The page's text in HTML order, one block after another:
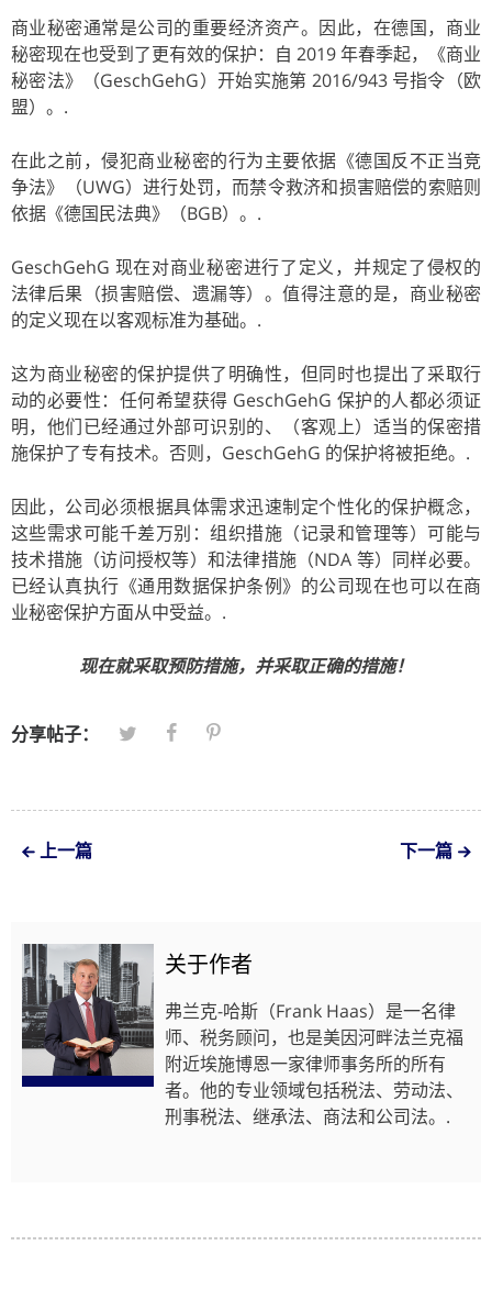
商业秘密通常是公司的重要经济资产。因此，在德国，商业
秘密现在也受到了更有效的保护：自 2019 年春季起，《商业
秘密法》（GeschGehG）开始实施第 2016/943 号指令（欧
盟）。.
在此之前，侵犯商业秘密的行为主要依据《德国反不正当竞
争法》（UWG）进行处罚，而禁令救济和损害赔偿的索赔则
依据《德国民法典》（BGB）。.
GeschGehG 现在对商业秘密进行了定义，并规定了侵权的
法律后果（损害赔偿、遗漏等）。值得注意的是，商业秘密
的定义现在以客观标准为基础。.
这为商业秘密的保护提供了明确性，但同时也提出了采取行
动的必要性：任何希望获得 GeschGehG 保护的人都必须证
明，他们已经通过外部可识别的、（客观上）适当的保密措
施保护了专有技术。否则，GeschGehG 的保护将被拒绝。.
因此，公司必须根据具体需求迅速制定个性化的保护概念，
这些需求可能千差万别：组织措施（记录和管理等）可能与
技术措施（访问授权等）和法律措施（NDA 等）同样必要。
已经认真执行《通用数据保护条例》的公司现在也可以在商
业秘密保护方面从中受益。.
现在就采取预防措施，并采取正确的措施！
分享帖子：
上一篇 下一篇
关于作者
弗兰克-哈斯（Frank Haas）是一名律
师、税务顾问，也是美因河畔法兰克福
附近埃施博恩一家律师事务所的所有
者。他的专业领域包括税法、劳动法、
刑事税法、继承法、商法和公司法。.